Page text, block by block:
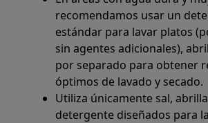
recomendamos usar un
estándar para lavar platos
sin agentes adicionales),
por separado para obtener
óptimos de lavado y secado.
Utiliza únicamente sal,
detergente diseñados para